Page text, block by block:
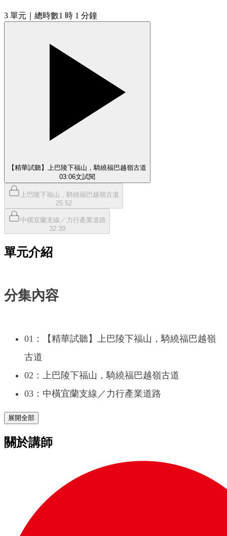
3 單元 ｜總時數1 時 1 分鐘
【精華試聽】上巴陵下福山，騎繞福巴越嶺古道
03:06文試閱
上巴陵下福山，騎繞福巴越嶺古道
25:52
中橫宜蘭支線／力行產業道路
32:39
單元介紹
分集內容
01：【精華試聽】上巴陵下福山，騎繞福巴越嶺
古道
02：上巴陵下福山，騎繞福巴越嶺古道
03：中橫宜蘭支線／力行產業道路
展開全部
關於講師